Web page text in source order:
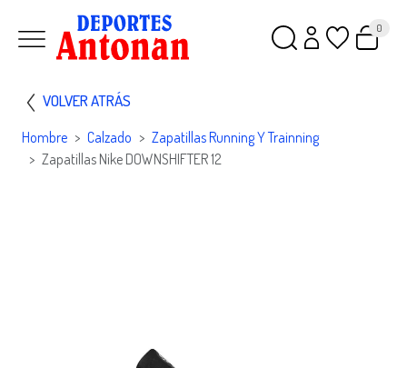
0
VOLVER ATRÁS
Hombre Calzado
Zapatillas Running Y Trainning
Zapatillas Nike DOWNSHIFTER 12